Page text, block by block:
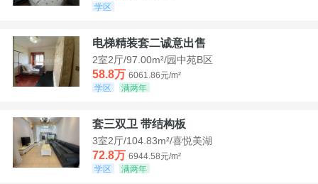
学区
电梯精装套二诚意出售
2室2厅/97.00m²/园中苑B区
58.8万 6061.86元/m²
学区
满两年
套三双卫 带结构板
3室2厅/104.83m²/喜悦美湖
72.8万 6944.58元/m²
学区
满两年